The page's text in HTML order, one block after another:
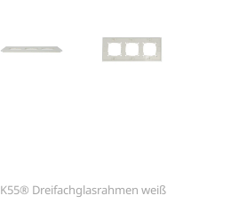
K55® Dreifachglasrahmen weiß